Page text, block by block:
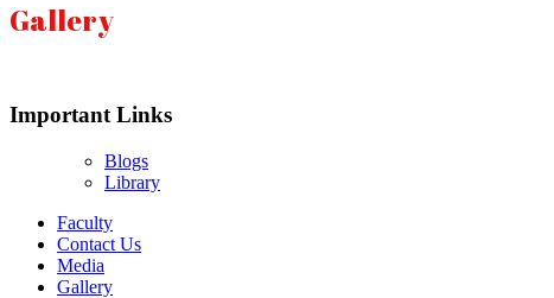
Gallery
Important Links
Blogs
Library
Faculty
Contact Us
Media
Gallery